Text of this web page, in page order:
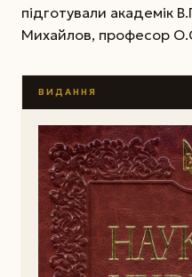
підготували академік
Михайлов, професор
ВИДАННЯ